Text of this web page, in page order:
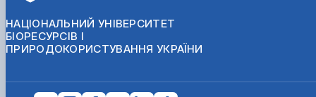
НАЦІОНАЛЬНИЙ УНІВЕРСИТЕТ
БІОРЕСУРСІВ І
ПРИРОДОКОРИСТУВАННЯ УКРАЇНИ